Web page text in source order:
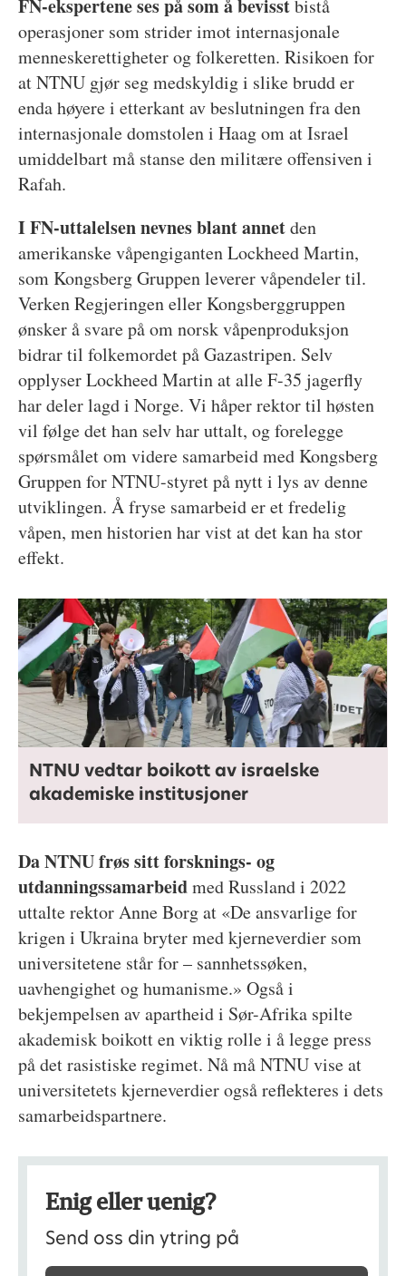
FN-ekspertene ses på som å bevisstbistå
operasjoner som strider imot internasjonale
menneskerettigheter og folkeretten. Risikoen for
at NTNU gjør seg medskyldig i slike brudd er
enda høyere i etterkant av beslutningen fra den
internasjonale domstolen i Haag om at Israel
umiddelbart må stanse den militære offensiven i
Rafah.
I FN-uttalelsen nevnes blant annetden
amerikanske våpengiganten Lockheed Martin,
som Kongsberg Gruppen leverer våpendeler til.
Verken Regjeringen eller Kongsberggruppen
ønsker å svare på om norsk våpenproduksjon
bidrar til folkemordet på Gazastripen. Selv
opplyser Lockheed Martin at alle F-35 jagerfly
har deler lagd i Norge. Vi håper rektor til høsten
vil følge det han selv har uttalt, og forelegge
spørsmålet om videre samarbeid med Kongsberg
Gruppen for NTNU-styret på nytt i lys av denne
utviklingen. Å fryse samarbeid er et fredelig
våpen, men historien har vist at det kan ha stor
effekt.
NTNU vedtar boikott av israelske
akademiske institusjoner
Da NTNU frøs sitt forsknings- og
utdanningssamarbeidmed Russland i 2022
uttalte rektor Anne Borg at «De ansvarlige for
krigen i Ukraina bryter med kjerneverdier som
universitetene står for – sannhetssøken,
uavhengighet og humanisme.» Også i
bekjempelsen av apartheid i Sør-Afrika spilte
akademisk boikott en viktig rolle i å legge press
på det rasistiske regimet. Nå må NTNU vise at
universitetets kjerneverdier også reflekteres i dets
samarbeidspartnere.
Enig eller uenig?
Send oss din ytring på